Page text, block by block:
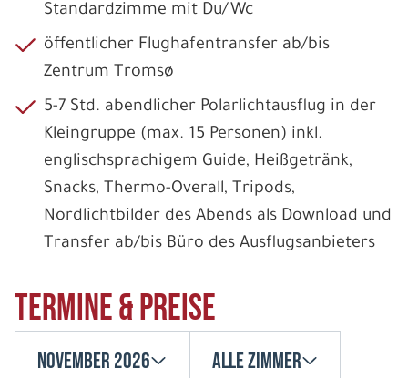
Standardzimme mit Du/Wc
öffentlicher Flughafentransfer ab/bis
Zentrum Tromsø
5-7 Std. abendlicher Polarlichtausflug in der
Kleingruppe (max. 15 Personen) inkl.
englischsprachigem Guide, Heißgetränk,
Snacks, Thermo-Overall, Tripods,
Nordlichtbilder des Abends als Download und
Transfer ab/bis Büro des Ausflugsanbieters
Termine & Preise
November 2026 Alle Zimmer